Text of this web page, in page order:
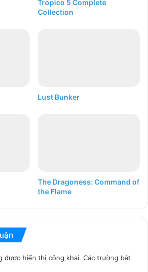
Tropico 5 Complete
Collection
Lust Bunker
The Dragoness: Command of
the Flame
được hiển thị công khai. Các trường bắt